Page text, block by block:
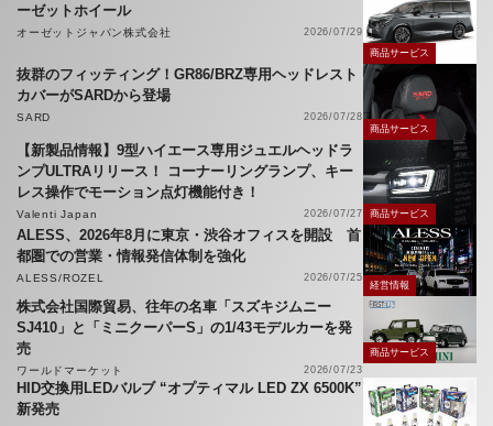
ーゼットホイール
オーゼットジャパン株式会社
2026/07/29
商品サービス
抜群のフィッティング！GR86/BRZ専用ヘッドレスト
カバーがSARDから登場
SARD
2026/07/28
商品サービス
【新製品情報】9型ハイエース専用ジュエルヘッドラ
ンプULTRAリリース！ コーナーリングランプ、キー
レス操作でモーション点灯機能付き！
Valenti Japan 2026/07/27 商品サービス
ALESS、2026年8月に東京・渋谷オフィスを開設 首
都圏での営業・情報発信体制を強化
ALESS/ROZEL 2026/07/25
経営情報
株式会社国際貿易、往年の名車「スズキジムニー
SJ410」と「ミニクーパーS」の1/43モデルカーを発
売
ワールドマーケット 2026/07/23
商品サービス
HID交換用LEDバルブ “オプティマル LED ZX 6500K”
新発売